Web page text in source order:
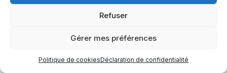
Refuser
Gérer mes préférences
Politique de cookiesDéclaration de confidentialité